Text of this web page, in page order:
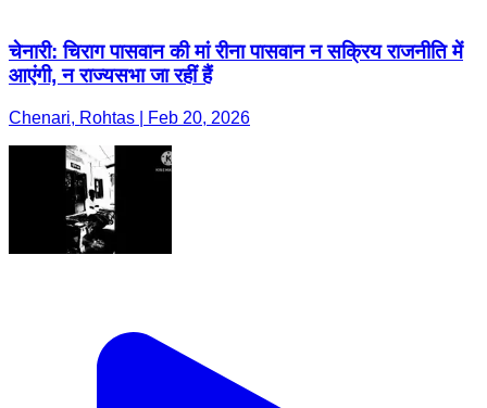
चेनारी: चिराग पासवान की मां रीना पासवान न सक्रिय राजनीति में
आएंगी, न राज्यसभा जा रहीं हैं
Chenari, Rohtas | Feb 20, 2026